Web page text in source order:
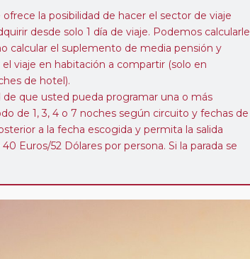
la posibilidad de hacer el sector de viaje
desde solo 1 día de viaje. Podemos calcularle
calcular el suplemento de media pensión y
viaje en habitación a compartir (solo en
de hotel).
que usted pueda programar una o más
de 1, 3, 4 o 7 noches según circuito y fechas de
a la fecha escogida y permita la salida
Euros/52 Dólares por persona. Si la parada se
ofrece a los pasajeros que ya hayan viajado
viaje") o los que estén en luna de miel